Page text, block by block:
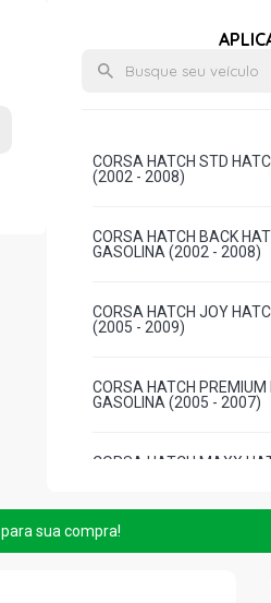
CORSA HATCH STD
(2002 - 2008)
CORSA HATCH BACK
GASOLINA (2002 - 2008)
CORSA HATCH JOY
(2005 - 2009)
CORSA HATCH
GASOLINA (2005 - 2007)
CORSA HATCH MAXX
CORSA HATCH PREMIUM
ECONOFLEX N14YF
para sua compra!